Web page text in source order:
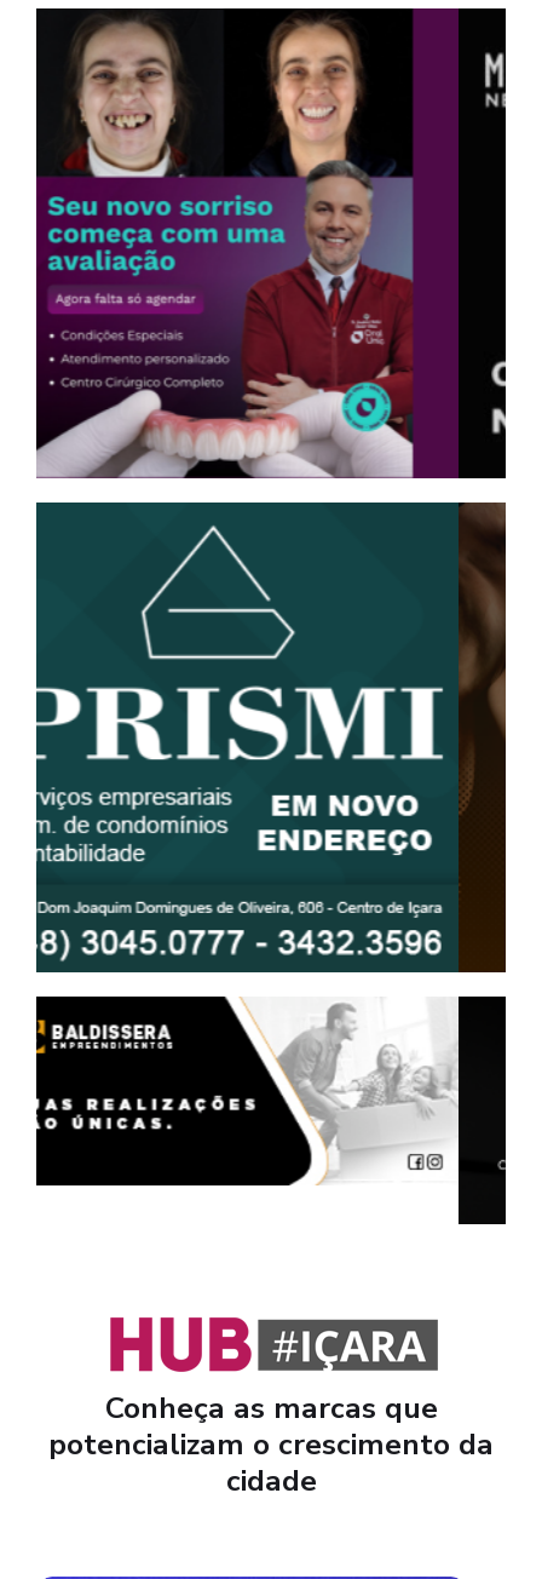
Conheça as marcas que
potencializam o crescimento da
cidade